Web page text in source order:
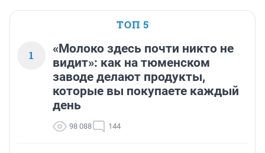
ТОП 5
1
«Молоко здесь почти никто не
видит»: как на тюменском
заводе делают продукты,
которые вы покупаете каждый
день
98 088 144